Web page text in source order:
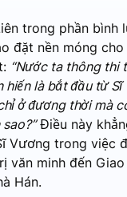
trong phần bình
đặt nền móng cho
“Nước ta thông thi
hiến là bắt đầu từ
ở đương thời mà
Điều này
Vương trong việc
văn minh đến
Hán.